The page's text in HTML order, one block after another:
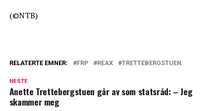
(©NTB)
RELATERTE EMNER: FRP REAX TRETTEBERGSTUEN
NESTE
Anette Trettebergstuen går av som statsråd: – Jeg
skammer meg